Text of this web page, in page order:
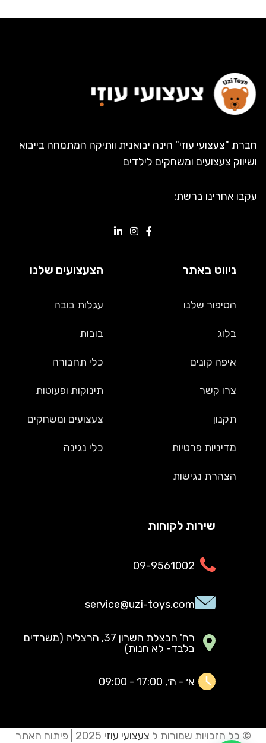
חברת "צעצועי עוזי" הינה יבואנית וותיקה המתמחה בייבוא
ושיווק צעצועים ומשחקים לילדים
עקבו אחרינו ברשת:
ניווט באתר
הסיפור שלנו
בלוג
איפה קונים
צרו קשר
תקנון
מדיניות פרטיות
הצהרת נגישות
הצעצועים שלנו
עגלות בובה
בובות
כלי תחבורה
תינוקות ופעוטות
צעצועים ומשחקים
כלי נגינה
שירות לקוחות
09-9561002
service@uzi-toys.com
רח' חבצלת השרון 37, הרצליה (משרדים
בלבד- לא חנות)
א׳ - ה׳, 17:00 - 09:00
© כל הזכויות שמורות ל צעצועי עוזי